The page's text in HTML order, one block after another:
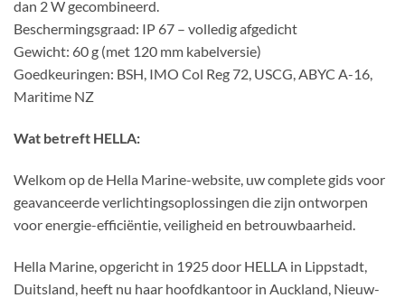
dan 2 W gecombineerd.
Beschermingsgraad: IP 67 – volledig afgedicht
Gewicht: 60 g (met 120 mm kabelversie)
Goedkeuringen: BSH, IMO Col Reg 72, USCG, ABYC A-16,
Maritime NZ
Wat betreft HELLA:
Welkom op de Hella Marine-website, uw complete gids voor
geavanceerde verlichtingsoplossingen die zijn ontworpen
voor energie-efficiëntie, veiligheid en betrouwbaarheid.
Hella Marine, opgericht in 1925 door HELLA in Lippstadt,
Duitsland, heeft nu haar hoofdkantoor in Auckland, Nieuw-